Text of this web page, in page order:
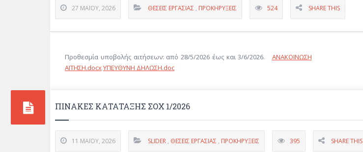
27 ΜΑΪ́ΟΥ, 2026 ΘΈΣΕΙΣ ΕΡΓΑΣΊΑΣ , ΠΡΟΚΗΡΎΞΕΙΣ 524 SHARE THIS
Προθεσμία υποβολής αιτήσεων: από 28/5/2026 έως και 3/6/2026. ΑΝΑΚΟΙΝΩΣΗ
ΑΙΤΗΣΗ.docxΥΠΕΥΘΥΝΗ ΔΗΛΩΣΗ.doc
ΠΙΝΑΚΕΣ ΚΑΤΑΤΑΞΗΣ ΣΟΧ 1/2026
11 ΜΑΪ́ΟΥ, 2026 SLIDER , ΘΈΣΕΙΣ ΕΡΓΑΣΊΑΣ , ΠΡΟΚΗΡΎΞΕΙΣ 395 SHARE THIS